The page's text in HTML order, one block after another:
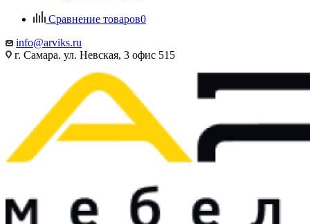
Сравнение товаров0
info@arviks.ru
г. Самара. ул. Невская, 3 офис 515